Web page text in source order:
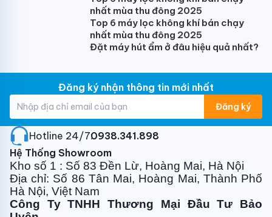
Kích thước dàn nóng (mm)
Kích thước mặt nạ (mm)
647x647x50
Trọng lượng tịnh/cả thùng dàn lạnh (kg)
16/21
Trọng lượng tịnh/cả thùng dàn nóng (kg)
32.5/35.5
Môi chất
R32
nhất mùa thu đông 2025
Top 6 máy lọc không khí bán chạy
nhất mùa thu đông 2025
Đặt máy hút ẩm ở đâu hiệu quả nhất?
Đăng ký nhận thông tin mới nhất
Đăng ký
Hotline 24/7:0938.341.898
Hệ Thống Showroom
Kho số 1 : Số 83 Đền Lừ, Hoàng Mai, Hà Nội
Địa chỉ: Số 86 Tân Mai, Hoàng Mai, Thành Phố
Hà Nội, Việt Nam
Công Ty TNHH Thương Mại Đầu Tư Bảo